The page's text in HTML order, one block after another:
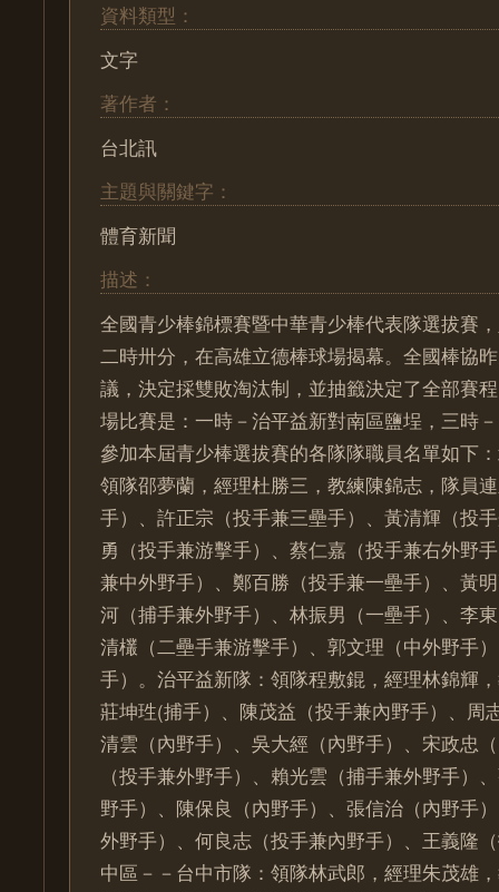
資料類型：
文字
著作者：
台北訊
主題與關鍵字：
體育新聞
描述：
全國青少棒錦標賽暨中華青少棒代表隊選拔賽
二時卅分，在高雄立德棒球場揭幕。全國棒協
議，決定採雙敗淘汰制，並抽籤決定了全部賽
場比賽是：一時－治平益新對南區鹽埕，三時
參加本屆青少棒選拔賽的各隊隊職員名單如下
領隊邵夢蘭，經理杜勝三，教練陳錦志，隊員
手）、許正宗（投手兼三壘手）、黃清輝（投
勇（投手兼游擊手）、蔡仁嘉（投手兼右外野
兼中外野手）、鄭百勝（投手兼一壘手）、黃
河（捕手兼外野手）、林振男（一壘手）、李
清欉（二壘手兼游擊手）、郭文理（中外野手
手）。治平益新隊：領隊程敷錕，經理林錦輝
莊坤珄(捕手）、陳茂益（投手兼內野手）、周
清雲（內野手）、吳大經（內野手）、宋政忠
（投手兼外野手）、賴光雲（捕手兼外野手）
野手）、陳保良（內野手）、張信治（內野手
外野手）、何良志（投手兼內野手）、王義隆
中區－－台中市隊：領隊林武郎，經理朱茂雄